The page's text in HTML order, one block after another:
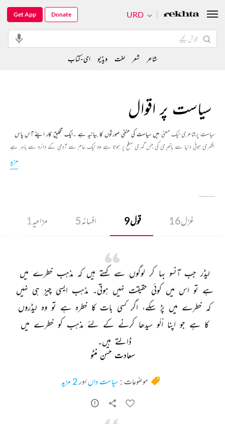
سیاست پر اقوال
سیاست پرشاعری ایک معنی میں سیاست کی منفی صورتوں کا بیانیہ ہے ۔ایک تخلیق کار اپنے آس پاس
بکھری ہوئی دنیا سے باخبری کی جس گہری سطح پر ہوتا ہے وہ ایک عام سے آدمی کے دائرہ سے باہر ہے
۔ ان شعروں میں آپ دیکھیں گے کہ شاعر سیاست، سیاسی نظام اور سیاستدانوں کو کس الگ اور منفردمزید
غزل16 قول9 افسانہ5 مزاحیہ1
لیڈر جب آنسو بہا کر لوگوں سے کہتے ہیں کہ مذہب خطرے میں
ہے تو اس میں کوئی حقیقت نہیں ہوتی۔ مذہب ایسی چیز ہی نہیں
کہ خطرے میں پڑ سکے، اگر کسی بات کا خطرہ ہے تو وہ لیڈروں
کا ہے جو اپنا اُلّو سیدھا کرنے کے لئے مذہب کو خطرے میں
ڈالتے ہیں۔
سعادت حسن منٹو
موضوعات : سیاست داںاور2 مزید
URD
Get App Donate
شاعر شعر لغت ویڈیو ای-کتاب